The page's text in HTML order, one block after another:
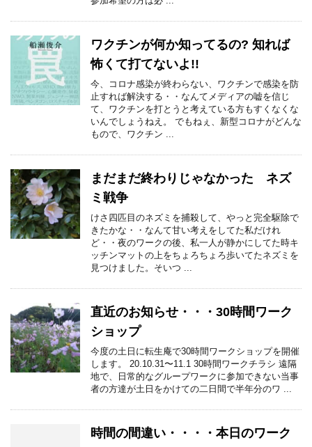
ワクチンが何か知ってるの? 知れば
怖くて打てないよ!!
今、コロナ感染が終わらない、ワクチンで感染を防
止すれば解決する・・なんてメディアの嘘を信じ
て、ワクチンを打とうと考えている方もすくなくな
いんでしょうねえ。 でもねぇ、新型コロナがどんな
もので、ワクチン ...
まだまだ終わりじゃなかった ネズ
ミ戦争
けさ四匹目のネズミを捕殺して、やっと完全駆除で
きたかな・・なんて甘い考えをしてた私だけれ
ど・・夜のワークの後、私一人が静かにしてた時キ
ッチンマットの上をちょろちょろ歩いてたネズミを
見つけました。そいつ ...
直近のお知らせ・・・30時間ワーク
ショップ
今度の土日に転生庵で30時間ワークショップを開催
します。 20.10.31〜11.1 30時間ワークチラシ 遠隔
地で、日常的なグループワークに参加できない当事
者の方達が土日をかけての二日間で半年分のワ ...
時間の間違い・・・・本日のワーク